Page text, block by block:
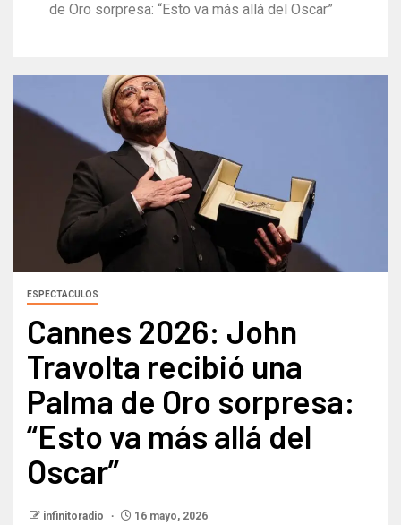
de Oro sorpresa: “Esto va más allá del Oscar”
ESPECTACULOS
Cannes 2026: John
Travolta recibió una
Palma de Oro sorpresa:
“Esto va más allá del
Oscar”
infinitoradio 16 mayo, 2026